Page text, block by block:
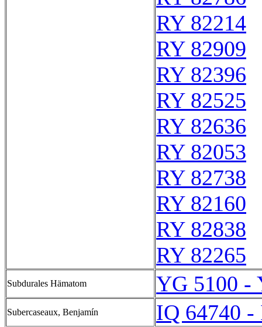
RY 82214
RY 82909
RY 82396
RY 82525
RY 82636
RY 82053
RY 82738
RY 82160
RY 82838
RY 82265
Subdurales Hämatom YG 5100 -
Subercaseaux, Benjamín IQ 64740 -